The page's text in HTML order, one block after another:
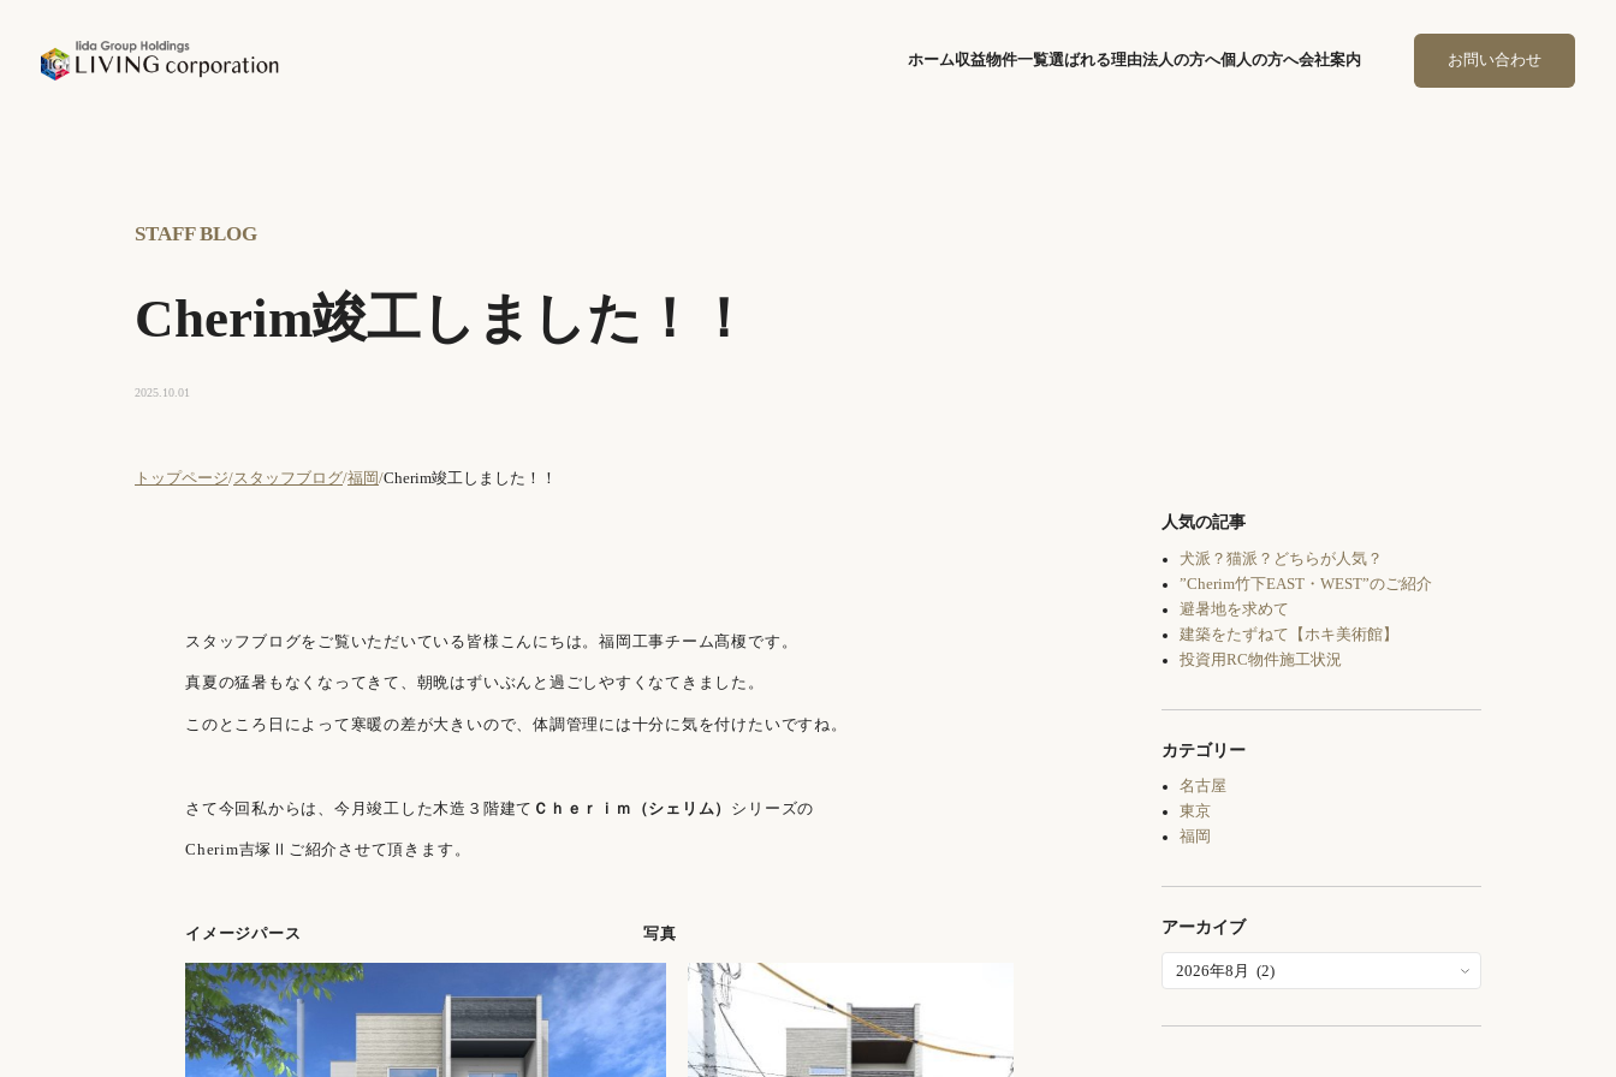
ホーム収益物件一覧選ばれる理由法人の方へ個人の方へ会社案内 お問い合わせ
STAFF BLOG
Cherim竣工しました！！
2025.10.01
トップページ スタッフブログ 福岡 Cherim竣工しました！！
スタッフブログをご覧いただいている皆様こんにちは。福岡工事チーム髙榎です。
真夏の猛暑もなくなってきて、朝晩はずいぶんと過ごしやすくなてきました。
このところ日によって寒暖の差が大きいので、体調管理には十分に気を付けたいですね。
さて今回私からは、今月竣工した木造３階建て Ｃｈｅｒｉｍ（シェリム） シリーズの
Cherim吉塚Ⅱご紹介させて頂きます。
イメージパース 写真
人気の記事
犬派？猫派？どちらが人気？
”Cherim竹下EAST・WEST”のご紹介
避暑地を求めて
建築をたずねて【ホキ美術館】
投資用RC物件施工状況
カテゴリー
名古屋
東京
福岡
アーカイブ